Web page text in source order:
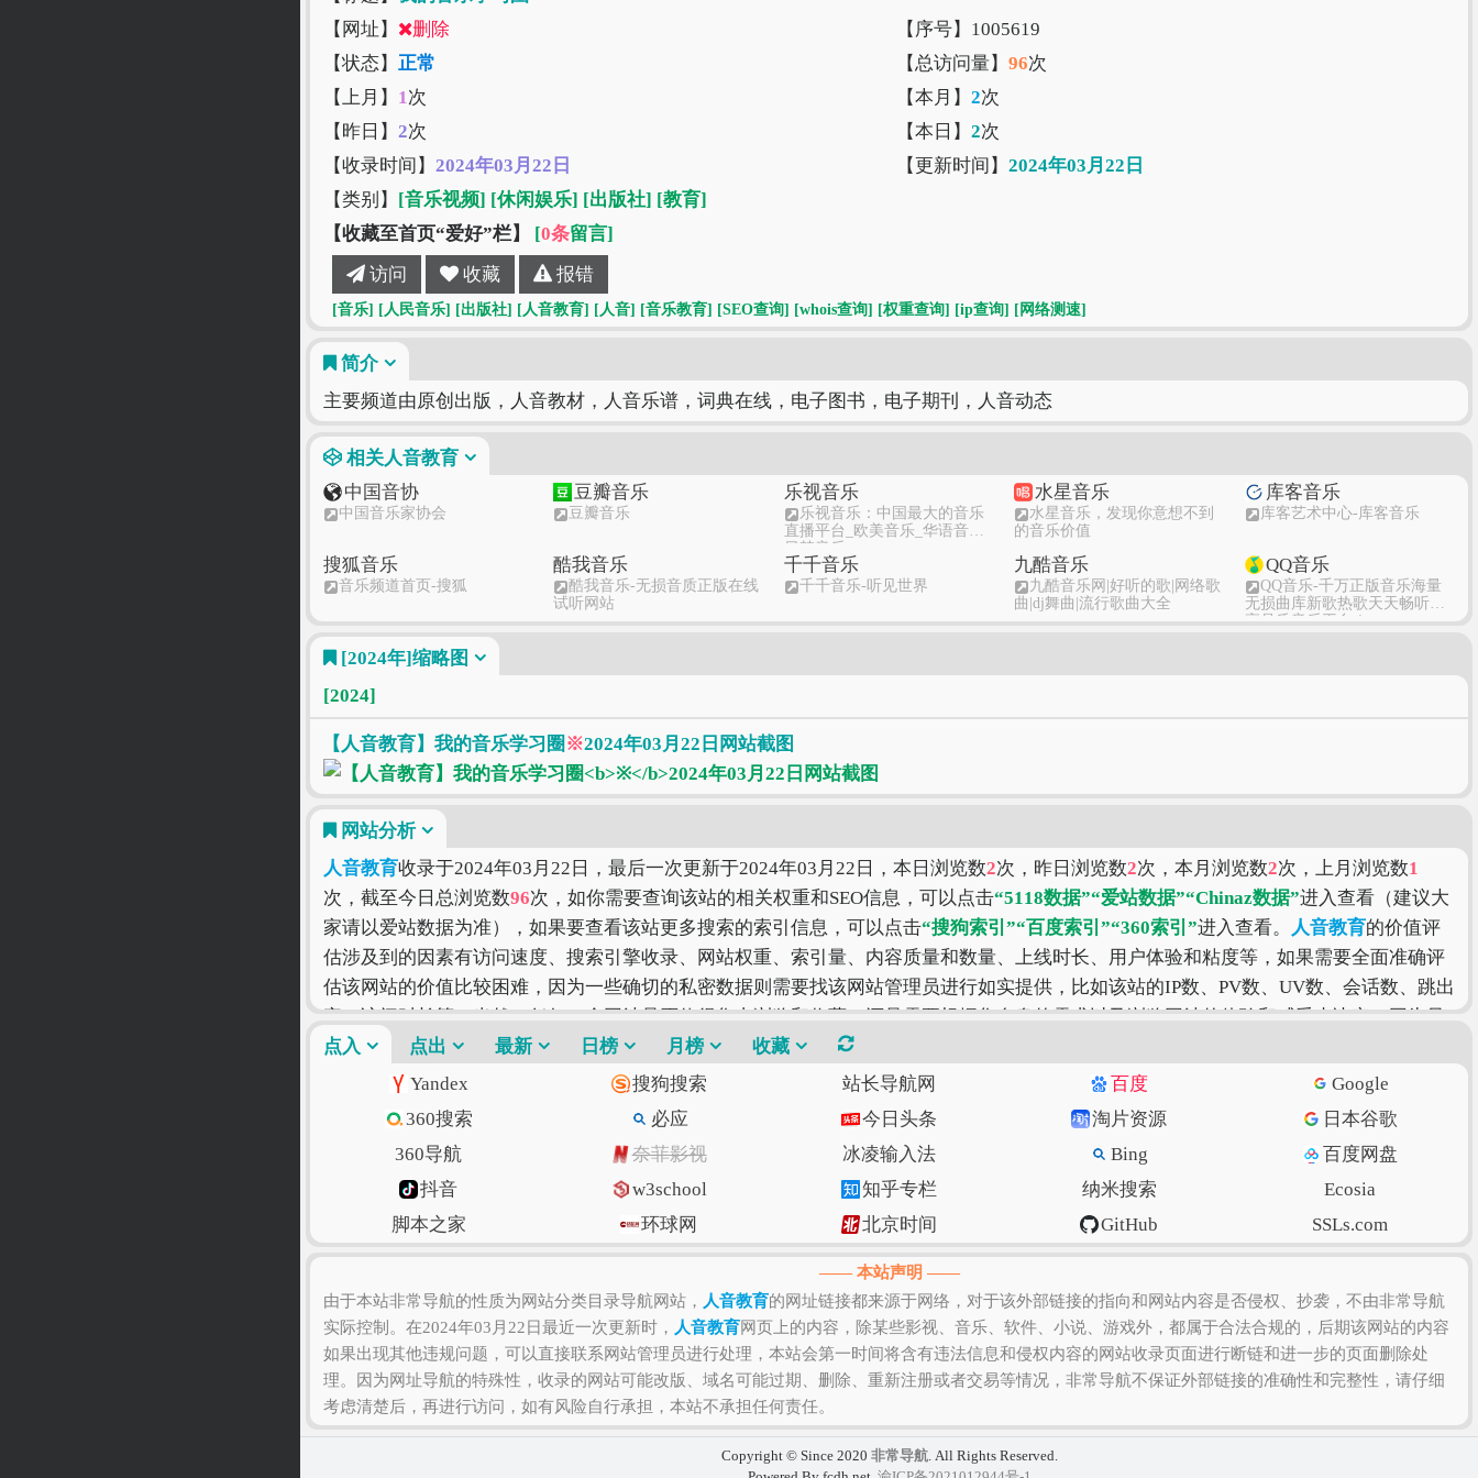
【网址】
删除
【序号】1005619
【状态】 正常 【总访问量】 96次
【上月】 1次 【本月】 2次
【昨日】 2次 【本日】 2次
【收录时间】 2024年03月22日 【更新时间】 2024年03月22日
【类别】 [音乐视频] [休闲娱乐] [出版社] [教育]
【收藏至首页“爱好”栏】
[0条留言]
访问 收藏 报错
[音乐] [人民音乐] [出版社] [人音教育] [人音] [音乐教育] [SEO查询] [whois查询] [权重查询] [ip查询] [网络测速]
简介
主要频道由原创出版，人音教材，人音乐谱，词典在线，电子图书，电子期刊，人音动态
相关人音教育
中国音协
中国音乐家协会
豆瓣音乐
豆瓣音乐
乐视音乐
乐视音乐：中国最大的音乐
直播平台_欧美音乐_华语音乐_
日韩音乐
水星音乐
水星音乐，发现你意想不到
的音乐价值
库客音乐
库客艺术中心-库客音乐
搜狐音乐
音乐频道首页-搜狐
酷我音乐
酷我音乐-无损音质正版在线
试听网站
千千音乐
千千音乐-听见世界
九酷音乐
九酷音乐网|好听的歌|网络歌
曲|dj舞曲|流行歌曲大全
QQ音乐
QQ音乐-千万正版音乐海量
无损曲库新歌热歌天天畅听的
高品质音乐平台！
九天音乐
发现好音乐-九天音乐-免费
不在
_音乐推荐_新浪娱乐_新浪网
酷狗音乐
酷狗音乐 - 就是歌多 虾米音乐 - 发现音乐新世界
[2024年]缩略图
[2024]
【人音教育】我的音乐学习圈 ※2024年03月22日网站截图
网站分析
人音教育收录于2024年03月22日，最后一次更新于2024年03月22日，本日浏览数2次，昨日浏览数2次，本月浏览数2次，上月浏览数1
次，截至今日总浏览数96次，如你需要查询该站的相关权重和SEO信息，可以点击“5118数据”“爱站数据”“Chinaz数据”进入查看（建议大
家请以爱站数据为准），如果要查看该站更多搜索的索引信息，可以点击“搜狗索引”“百度索引”“360索引”进入查看。 人音教育的价值评
估涉及到的因素有访问速度、搜索引擎收录、网站权重、索引量、内容质量和数量、上线时长、用户体验和粘度等，如果需要全面准确评
估该网站的价值比较困难，因为一些确切的私密数据则需要找该网站管理员进行如实提供，比如该站的IP数、PV数、UV数、会话数、跳出
率、访问时长等！当然，任何一个网站是否值得您去浏览和收藏，还是需要根据您自身的需求以及浏览网站的体验和感受来决定，因为只
有符合您自己的网站才是最好的。
点入 点出 最新 日榜 月榜
收藏
Yandex
搜狗搜索 站长导航网 百度
Google
360搜索
必应 今日头条 淘片资源
日本谷歌
360导航
奈菲影视 冰凌输入法 Bing
百度网盘
抖音
w3school 知乎专栏 纳米搜索
Ecosia
脚本之家
环球网 北京时间 GitHub
SSLs.com
语文迷
Gitee码云 CSDN博客 虎扑篮球 美得云
—— 本站声明 ——
由于本站非常导航的性质为网站分类目录导航网站， 人音教育的网址链接都来源于网络，对于该外部链接的指向和网站内容是否侵权、抄袭，不由非常导航
实际控制。在2024年03月22日最近一次更新时， 人音教育网页上的内容，除某些影视、音乐、软件、小说、游戏外，都属于合法合规的，后期该网站的内容
如果出现其他违规问题，可以直接联系网站管理员进行处理，本站会第一时间将含有违法信息和侵权内容的网站收录页面进行断链和进一步的页面删除处
理。因为网址导航的特殊性，收录的网站可能改版、域名可能过期、删除、重新注册或者交易等情况，非常导航不保证外部链接的准确性和完整性，请仔细
考虑清楚后，再进行访问，如有风险自行承担，本站不承担任何责任。
Copyright © Since 2020 非常导航. All Rights Reserved.